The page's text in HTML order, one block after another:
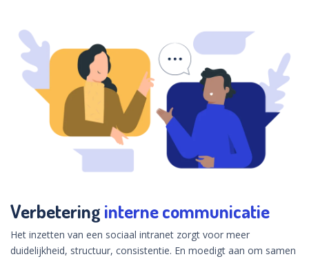
Verbetering interne communicatie
Het inzetten van een sociaal intranet zorgt voor meer
duidelijkheid, structuur, consistentie. En moedigt aan om samen